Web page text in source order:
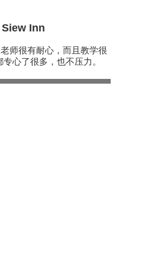
Siew Inn
师很有耐心，而且教学很
心了很多，也不压力。